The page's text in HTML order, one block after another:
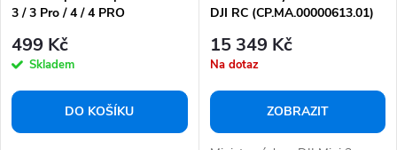
3 / 3 Pro / 4 / 4 PRO
499 Kč
Skladem
DO KOŠÍKU
DJI RC (CP.MA.00000613.01)
15 349 Kč
Na dotaz
ZOBRAZIT